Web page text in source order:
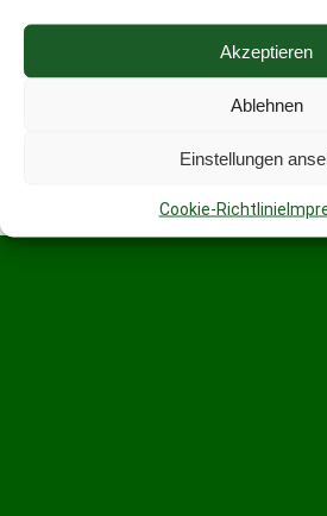
Akzeptieren
Ablehnen
Einstellungen
Cookie-Richtlinie